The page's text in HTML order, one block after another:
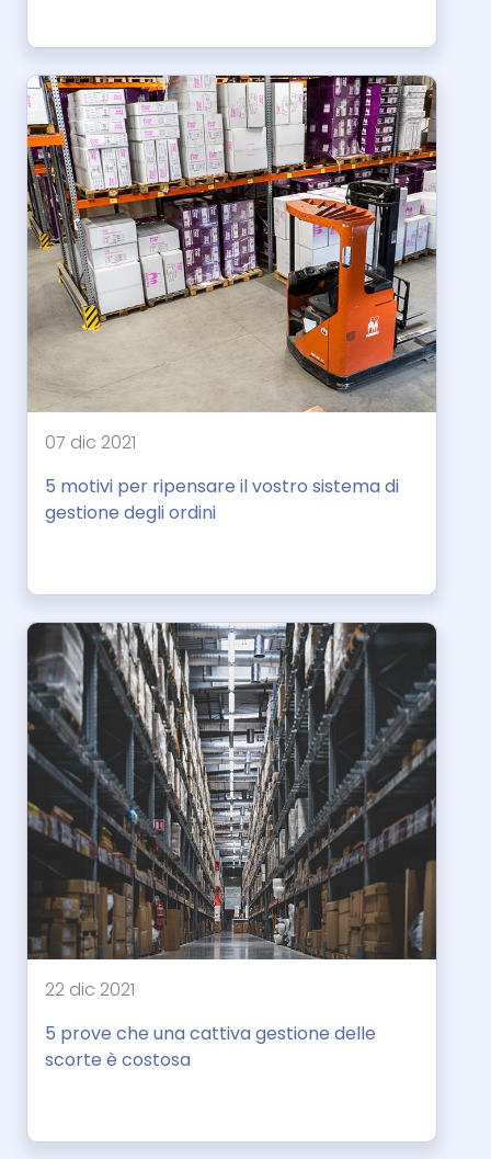
07 dic 2021
5 motivi per ripensare il vostro sistema di
gestione degli ordini
22 dic 2021
5 prove che una cattiva gestione delle
scorte è costosa